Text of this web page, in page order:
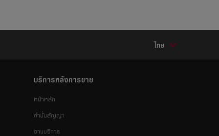
ไทย
บริการหลังการขาย
หน้าหลัก
คำมั่นสัญญา
งานบริการ